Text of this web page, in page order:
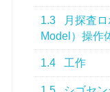
1.3
月探査
Model）操作
1.4 工作